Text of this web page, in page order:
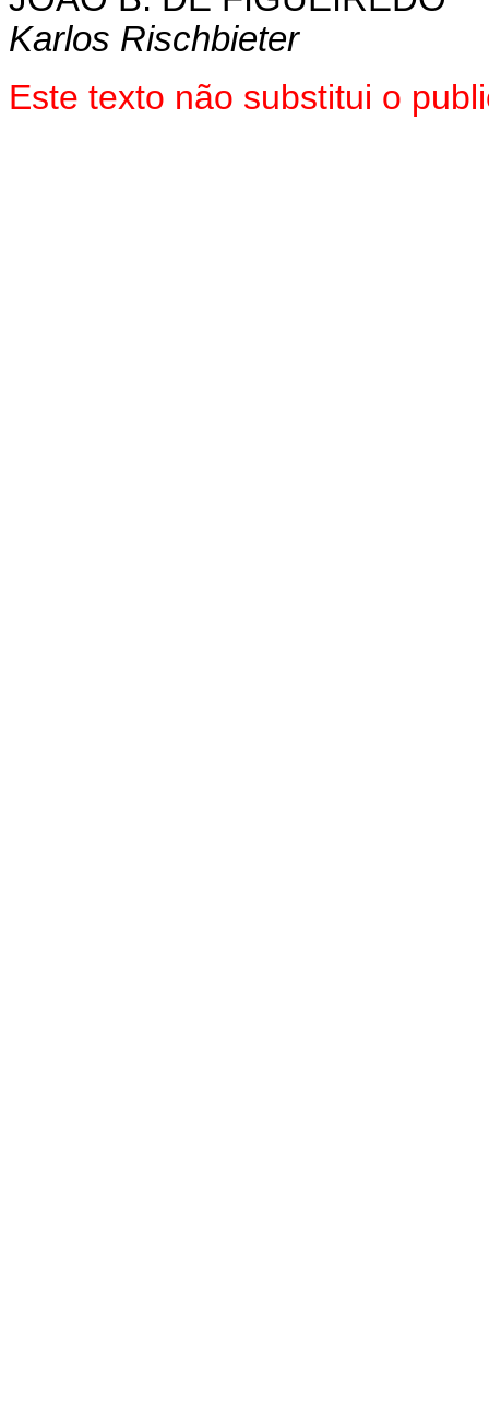
Karlos Rischbieter
Este texto não substitui o